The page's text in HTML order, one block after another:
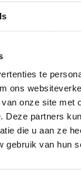
te
ons
onze site met
Deze partners
die u aan ze
gebruik van hun